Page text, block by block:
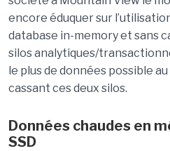
encore éduquer sur
database in-memory et sans
silos analytiques/
le plus de données possible
cassant ces deux silos.
Données chaudes en
SSD